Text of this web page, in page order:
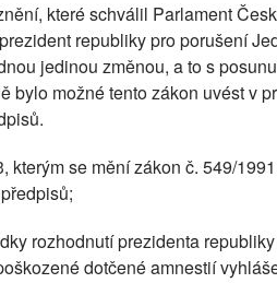
které schválil Parlament
republiky pro porušení
jedinou změnou, a to s
bylo možné tento zákon uvést v
kterým se mění zákon č. 549/
rozhodnutí prezidenta
dotčené amnestií